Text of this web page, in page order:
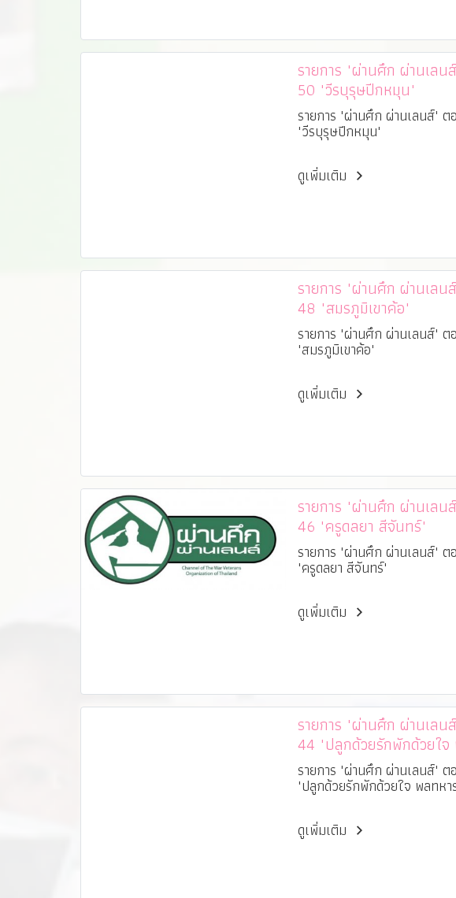
รายการ "ผ่านศึก ผ่านเลนส์" ตอ
50 "วีรบุรุษปีกหมุน"
รายการ "ผ่านศึก ผ่านเลนส์"
"วีรบุรุษปีกหมุน"
ดูเพิ่มเติม
รายการ "ผ่านศึก ผ่านเลนส์" ตอ
48 "สมรภูมิเขาค้อ"
รายการ "ผ่านศึก ผ่านเลนส์"
"สมรภูมิเขาค้อ"
ดูเพิ่มเติม
รายการ "ผ่านศึก ผ่านเลนส์" ตอ
46 "ครูดลยา สีจันทร์"
รายการ "ผ่านศึก ผ่านเลนส์"
"ครูดลยา สีจันทร์"
ดูเพิ่มเติม
รายการ "ผ่านศึก ผ่านเลนส์" ตอ
44 "ปลูกด้วยรักพักด้วยใจ
สุชาติ"
รายการ "ผ่านศึก ผ่านเลนส์"
"ปลูกด้วยรักพักด้วยใจ พลทหา
ดูเพิ่มเติม